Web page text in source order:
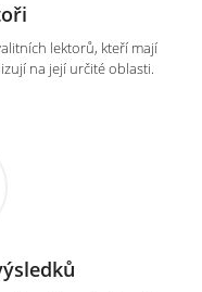
lektorů, kteří mají
na její určité oblasti.